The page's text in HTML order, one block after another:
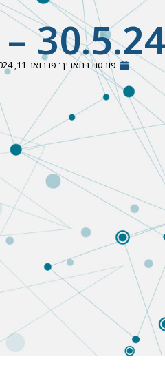
פורסם בתאריך: פברואר 11, 2024